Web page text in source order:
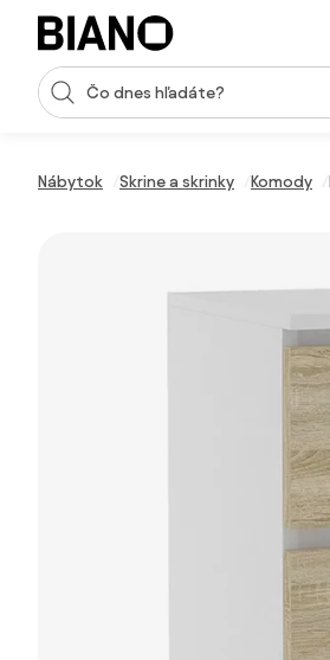
Preskočiť navigáciu, prejsť na obsah
Vstup pre vyhľadávanie
Nábytok Skrine a skrinky Komody